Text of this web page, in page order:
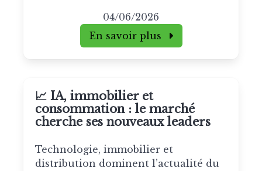
04/06/2026
En savoir plus
📈 IA, immobilier et
consommation : le marché
cherche ses nouveaux leaders
Technologie, immobilier et
distribution dominent l’actualité du